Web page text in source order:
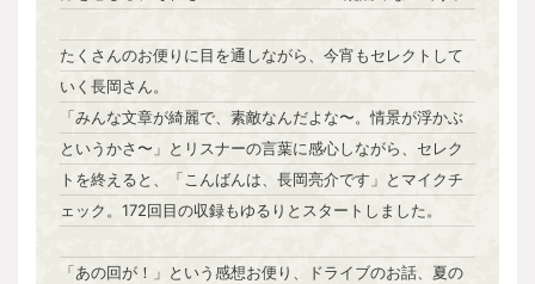
たくさんのお便りに目を通しながら、今宵もセレクトして
いく長岡さん。
「みんな文章が綺麗で、素敵なんだよな〜。情景が浮かぶ
というかさ〜」とリスナーの言葉に感心しながら、セレク
トを終えると、「こんばんは、長岡亮介です」とマイクチ
ェック。172回目の収録もゆるりとスタートしました。
「あの回が！」という感想お便り、ドライブのお話、夏の